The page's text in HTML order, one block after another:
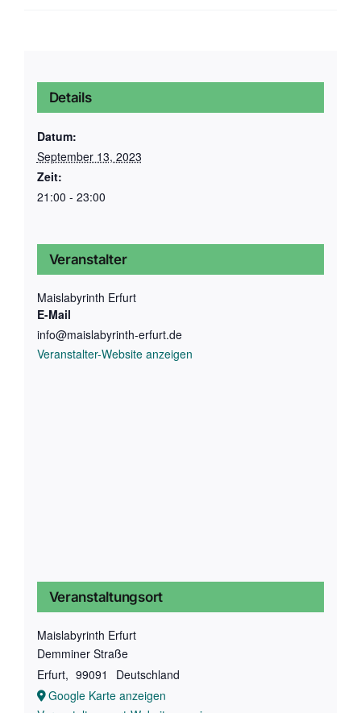
Details
Datum:
September 13, 2023
Zeit:
21:00 - 23:00
Veranstalter
Maislabyrinth Erfurt
E-Mail
info@maislabyrinth-erfurt.de
Veranstalter-Website anzeigen
Veranstaltungsort
Maislabyrinth Erfurt
Demminer Straße
Erfurt, 99091
Deutschland
Google Karte anzeigen